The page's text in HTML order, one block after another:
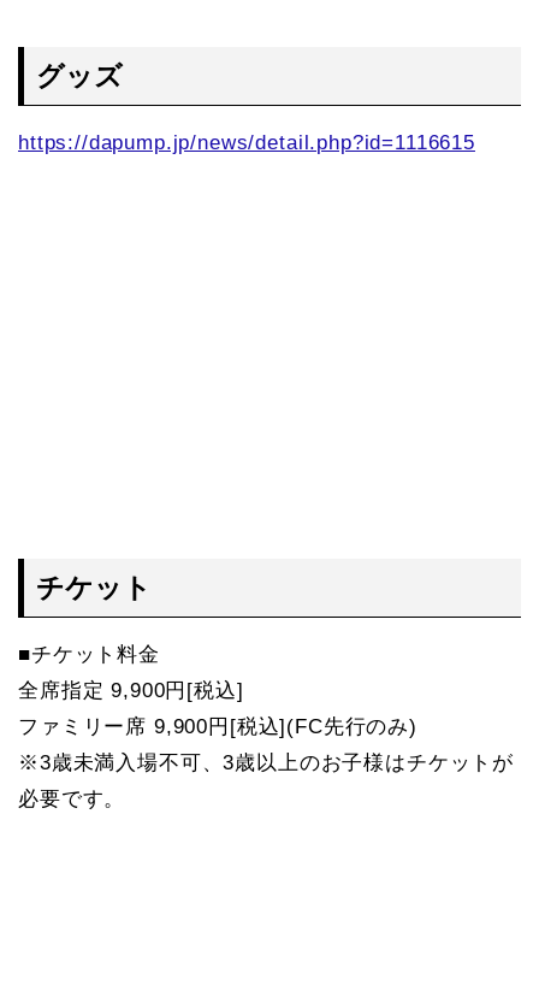
グッズ
https://dapump.jp/news/detail.php?id=1116615
チケット
■チケット料金
全席指定 9,900円[税込]
ファミリー席 9,900円[税込](FC先行のみ)
※3歳未満入場不可、3歳以上のお子様はチケットが
必要です。